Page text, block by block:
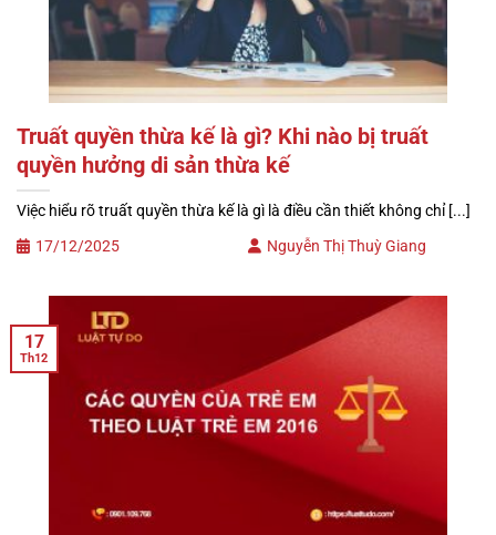
Truất quyền thừa kế là gì? Khi nào bị truất
quyền hưởng di sản thừa kế
Việc hiểu rõ truất quyền thừa kế là gì là điều cần thiết không chỉ [...]
17/12/2025 Nguyễn Thị Thuỳ Giang
17
Th12